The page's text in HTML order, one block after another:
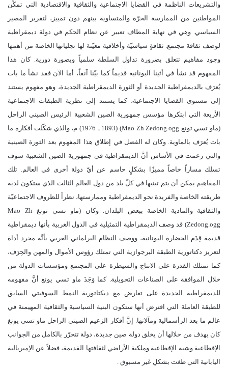
والتشريعات الناظمة في القضايا الاجتماعية والثقافية والاقتصادية التي تمكِّن
المواطنين من الممارسة الحرّة والمتساوية بينهم دون تمييز، لتقرير المصير
السياسي. وهي في نهاية المطاف تعبير عن نظام الحكم في دولة ديمقراطية
لوصف ثقافة مجتمع. ثقافةٍ سياسيّة وأخلاقية معيّنة لها تجلياتها الخاصة من أهمها
وجود مفاهيم تتعلق بضرورة تداول السلطة سلمياً وبصورة دورية. كان هذا
المفهوم قد نشأ في أثينا اليونانية قديماً كما بيّنا آنفاً، أما الآن فقد نشأ ما بات
يُعرَف بالديمقراطية الجديدة أو الثورة الديمقراطية الجديدة، وهو مفهوم يستند
إلى مستوى القضايا الاجتماعية، كما يستند إلى نظرية الطبقات الاجتماعية
الأربعة التي ابتكرها مؤسس جمهورية الصين الشعبية الرئيس الصيني الراحل
(ماو تسي تونغ Mao Zh Zedong.ogg) (1893 ـ 1976) م، والذي شكّلت أفكاره ما
بات يُعرَف بالماوية. وكان له الفضل في إطلاق هذا المفهوم بعد الثورة الصينية
والتي زعمت في الأساس أنَّ الديمقراطية في جمهورية الصين الشعبية سوف
تسلك مساراً خاصاً مميزًا بشكلٍ حاسم عن أيّ دولة أخرى في العالم. تلك
المفاهيم يمكن أن يتم تبنيها في كلّ بلد من دول العالم الثالث الذي ستكون لديه
طريقته الخاصة والفريدة نحو الديمقراطية وممارستها، نظراً للظروف الاجتماعيّة
والثقافية والمادية الخاصة ببعض البلدان. وكان (ماو تسي تونغ Mao Zh
Zedong.ogg) قد وصف الديمقراطية التمثيلية في الدول الغربية بأنها ديمقراطية
قديمة قِدَم الحضارة اليونانية، ووصف النظام البرلماني الغربي بأنَّه مجرد أداة
لتعزيز دكتاتورية الطبقة البرجوازية التي تمتلك رؤوس الأموال والمهن والحِرَف،
كما تمتلك القدرة على الانتاج والسيطرة على المجتمع ومؤسسات الدولة من
خلال الموافقة على الصناعات التحويلية. كما وَجَدَ ماو تسي يونغ أنَّ مفهومه
للديمقراطية الجديدة على تعارض مع ديكتاتورية النمط السوفيتي السابق
للطبقة العاملة التي افترض أنها ستكون البنية السياسية والثقافية المهيمنة في
عالم ما بعد الرأسمالية ومآلاتها. إنَّ أفكار الزعيم الصيني الراحل ماو تسي يونغ
كان يهدف من خلالها أن يخلق دولة صين جديدة، دولة تتحرّر بالكامل من الجوانب
الإقطاعية وشبه الإقطاعية وملكية الأراضي لثقافتها القديمة، فضلاً عن الإمبريالية
اليابانية التي طغت بشكلٍ غير مسبوق .